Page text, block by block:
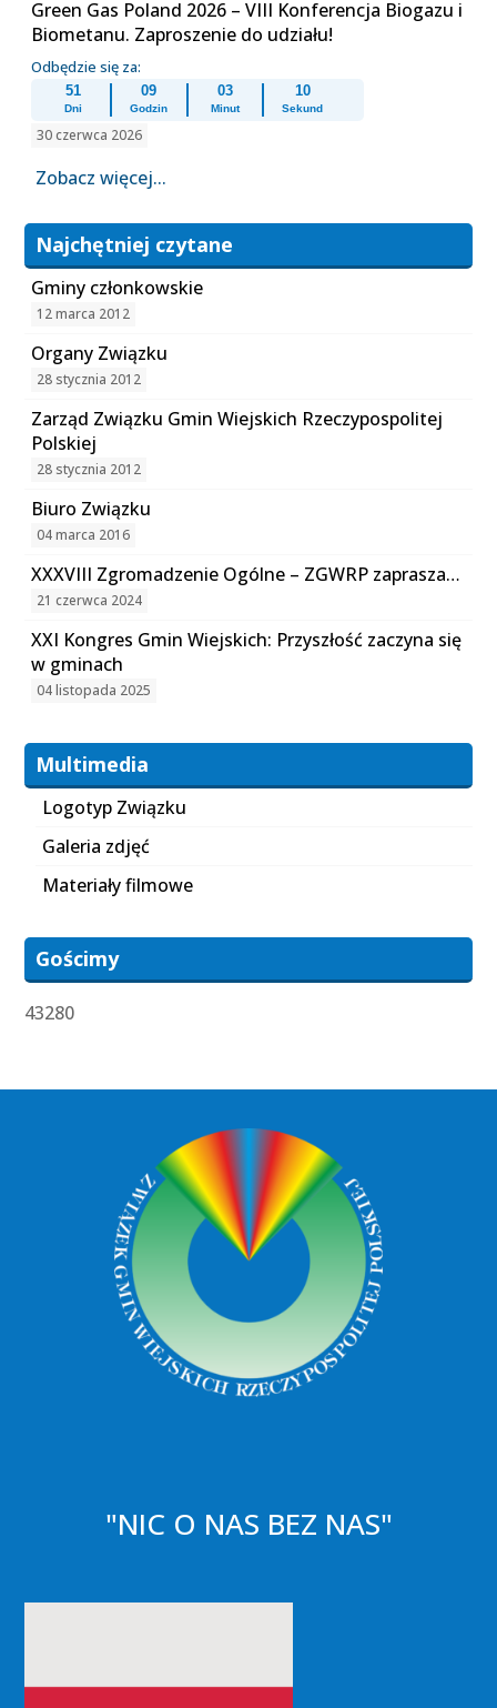
Green Gas Poland 2026 – VIII Konferencja Biogazu i
Biometanu. Zaproszenie do udziału!
Odbędzie się za:
51
Dni
09
Godzin
03
Minut
09
Sekund
30 czerwca 2026
Zobacz więcej...
Najchętniej czytane
Gminy członkowskie
12 marca 2012
Organy Związku
28 stycznia 2012
Zarząd Związku Gmin Wiejskich Rzeczypospolitej
Polskiej
28 stycznia 2012
Biuro Związku
04 marca 2016
XXXVIII Zgromadzenie Ogólne – ZGWRP zaprasza…
21 czerwca 2024
XXI Kongres Gmin Wiejskich: Przyszłość zaczyna się
w gminach
04 listopada 2025
Multimedia
Logotyp Związku
Galeria zdjęć
Materiały filmowe
Gościmy
43280
"NIC O NAS BEZ NAS"